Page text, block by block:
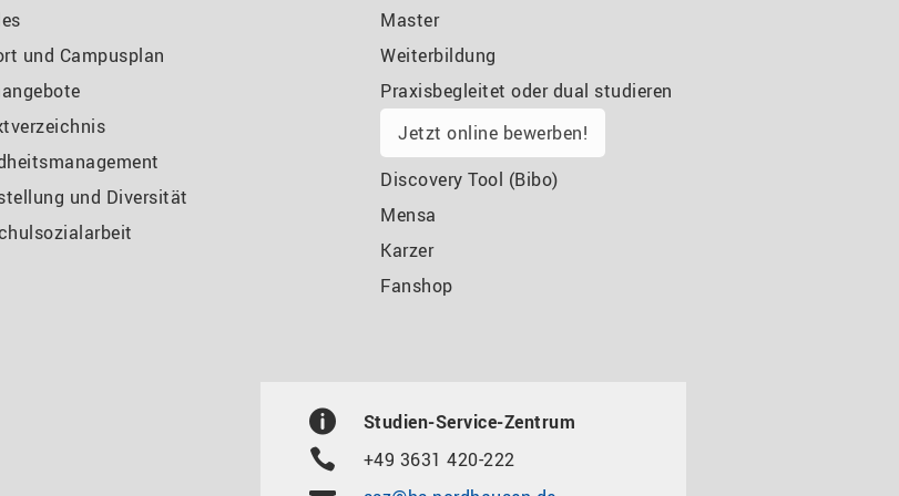
und Campusplan
und Diversität
Master
Weiterbildung
Praxisbegleitet oder dual studieren
Jetzt online bewerben!
Discovery Tool (Bibo)
Mensa
Karzer
Fanshop
Studien-Service-Zentrum
+49 3631 420-222